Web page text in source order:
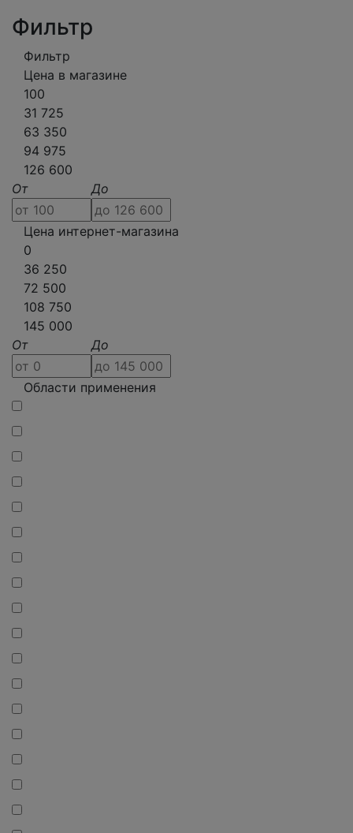
Фильтр
Фильтр
Цена в магазине
100
31 725
63 350
94 975
126 600
От
До
Цена интернет-магазина
0
36 250
72 500
108 750
145 000
От
До
Области применения